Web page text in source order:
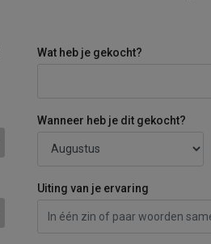
Wat heb je gekocht?
Wanneer heb je dit gekocht?
Uiting van je ervaring